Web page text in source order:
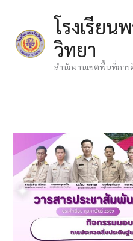
content
โรงเรียน
วิทยา
สำนักงานเขตพื้นที่กา